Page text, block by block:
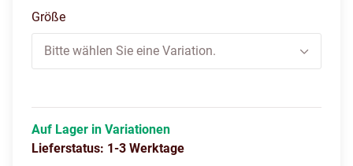
Größe
Bitte wählen Sie eine Variation.
Auf Lager in Variationen
Lieferstatus: 1-3 Werktage